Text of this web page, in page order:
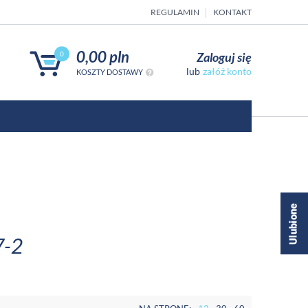
REGULAMIN KONTAKT
0 0,00 pln
KOSZTY DOSTAWY
Zaloguj się
załóż konto
2